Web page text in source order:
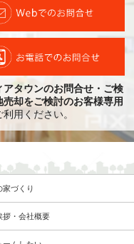
タウンのお問合せ・ご検
却をご検討のお客様専用
用ください。
家づくり
拶・会社概要